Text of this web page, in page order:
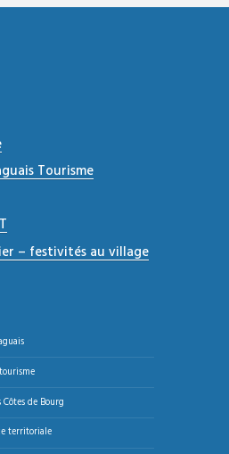
Tourisme
– festivités au village
de Bourg
territoriale